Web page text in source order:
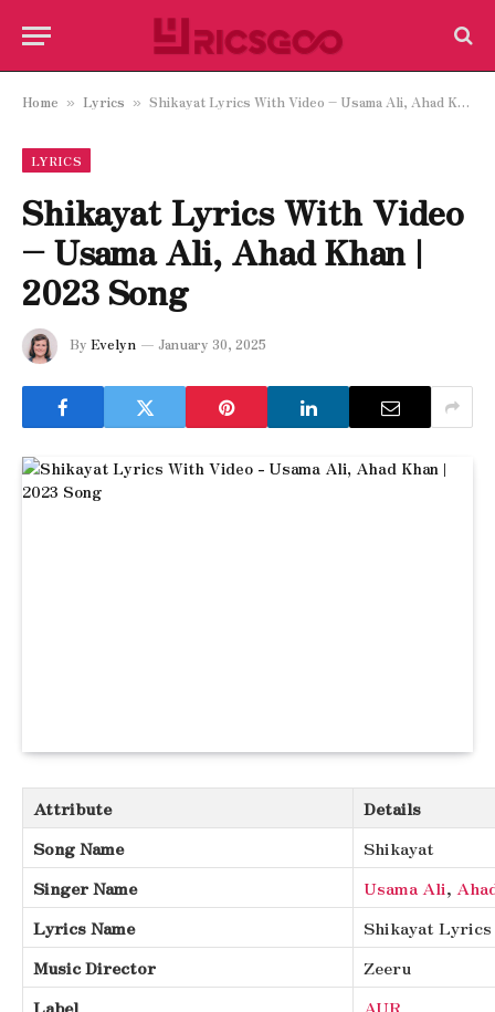
Home » Lyrics » Shikayat Lyrics With Video – Usama Ali, Ahad Khan | 2023 Song
LYRICS
Shikayat Lyrics With Video
– Usama Ali, Ahad Khan |
2023 Song
By Evelyn January 30, 2025
Attribute
Details
Song Name
Shikayat
Singer Name
Usama Ali,
Lyrics Name
Shikayat Lyrics
Music Director
Zeeru
Label
AUR